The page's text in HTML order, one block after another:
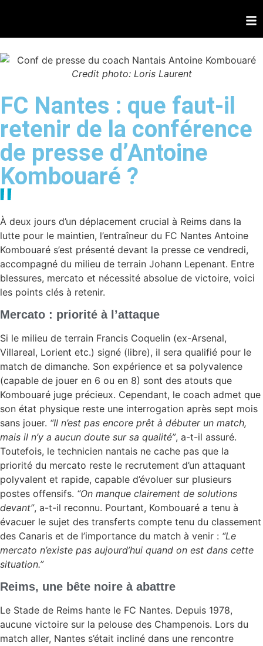
Credit photo: Loris Laurent
FC Nantes : que faut-il
retenir de la conférence
de presse d’Antoine
Kombouaré ?
À deux jours d’un déplacement crucial à Reims dans la
lutte pour le maintien, l’entraîneur du FC Nantes Antoine
Kombouaré s’est présenté devant la presse ce vendredi,
accompagné du milieu de terrain Johann Lepenant. Entre
blessures, mercato et nécessité absolue de victoire, voici
les points clés à retenir.
Mercato : priorité à l’attaque
Si le milieu de terrain Francis Coquelin (ex-Arsenal,
Villareal, Lorient etc.) signé (libre), il sera qualifié pour le
match de dimanche. Son expérience et sa polyvalence
(capable de jouer en 6 ou en 8) sont des atouts que
Kombouaré juge précieux. Cependant, le coach admet que
son état physique reste une interrogation après sept mois
sans jouer. “Il n’est pas encore prêt à débuter un match,
mais il n’y a aucun doute sur sa qualité”, a-t-il assuré.
Toutefois, le technicien nantais ne cache pas que la
priorité du mercato reste le recrutement d’un attaquant
polyvalent et rapide, capable d’évoluer sur plusieurs
postes offensifs. “On manque clairement de solutions
devant”, a-t-il reconnu. Pourtant, Kombouaré a tenu à
évacuer le sujet des transferts compte tenu du classement
des Canaris et de l’importance du match à venir : “Le
mercato n’existe pas aujourd’hui quand on est dans cette
situation.”
Reims, une bête noire à abattre
Le Stade de Reims hante le FC Nantes. Depuis 1978,
aucune victoire sur la pelouse des Champenois. Lors du
match aller, Nantes s’était incliné dans une rencontre